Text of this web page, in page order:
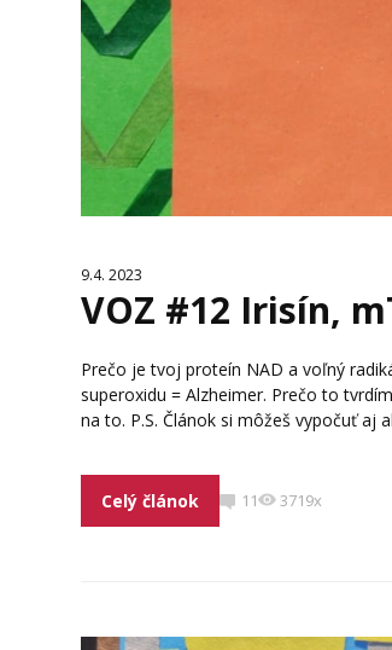
9.4. 2023
VOZ #12 Irisín,
Prečo je tvoj proteín NAD a voľný
superoxidu = Alzheimer. Prečo to
na to. P.S. Článok si môžeš vypočuť aj
Celý článok 11 3719x